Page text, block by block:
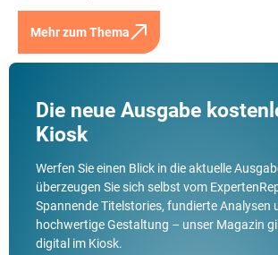
Mehr zum Thema
Die neue Ausgabe
Kiosk
Werfen Sie einen Blick in die aktuelle
überzeugen Sie sich selbst vom
Spannende Titelstories, fundierte Analysen
hochwertige Gestaltung – unser Magazin
digital im Kiosk.